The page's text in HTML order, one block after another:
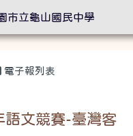
電子報列表
文競賽-臺灣客
市立龜山國民中學